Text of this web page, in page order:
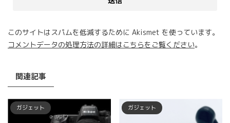
このサイトはスパムを低減するために Akismet を使っています。
コメントデータの処理方法の詳細はこちらをご覧ください。
関連記事
ガジェット ガジェット